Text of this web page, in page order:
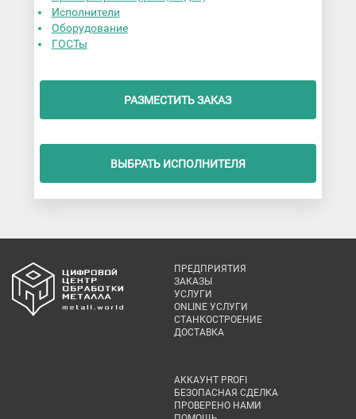
Исполнители
Оборудование
ГОСТы
РАЗМЕСТИТЬ ЗАКАЗ
ВЫБРАТЬ ИСПОЛНИТЕЛЯ
ПРЕДПРИЯТИЯ
ЗАКАЗЫ
УСЛУГИ
ONLINE УСЛУГИ
СТАНКОСТРОЕНИЕ
ДОСТАВКА
АККАУНТ PROFI
БЕЗОПАСНАЯ СДЕЛКА
ПРОВЕРЕНО НАМИ